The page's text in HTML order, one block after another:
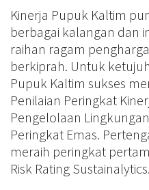
Kinerja Pupuk Kaltim
berbagai kalangan dan
raihan ragam
berkiprah. Untuk
Pupuk Kaltim sukses
Penilaian Peringkat
Pengelolaan
Peringkat Emas.
meraih peringkat
Risk Rating Sustainalytics.